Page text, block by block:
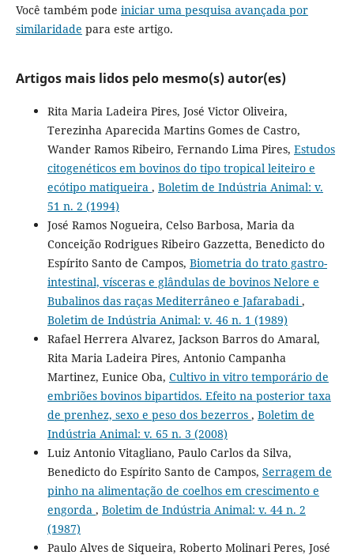
Você também pode iniciar uma pesquisa avançada por
similaridade para este artigo.
Artigos mais lidos pelo mesmo(s) autor(es)
Rita Maria Ladeira Pires, José Victor Oliveira,
Terezinha Aparecida Martins Gomes de Castro,
Wander Ramos Ribeiro, Fernando Lima Pires, Estudos
citogenéticos em bovinos do tipo tropical leiteiro e
ecótipo matiqueira , Boletim de Indústria Animal: v.
51 n. 2 (1994)
José Ramos Nogueira, Celso Barbosa, Maria da
Conceição Rodrigues Ribeiro Gazzetta, Benedicto do
Espírito Santo de Campos, Biometria do trato gastro-
intestinal, vísceras e glândulas de bovinos Nelore e
Bubalinos das raças Mediterrâneo e Jafarabadi,
Boletim de Indústria Animal: v. 46 n. 1 (1989)
Rafael Herrera Alvarez, Jackson Barros do Amaral,
Rita Maria Ladeira Pires, Antonio Campanha
Martinez, Eunice Oba, Cultivo in vitro temporário de
embriões bovinos bipartidos. Efeito na posterior taxa
de prenhez, sexo e peso dos bezerros , Boletim de
Indústria Animal: v. 65 n. 3 (2008)
Luiz Antonio Vitagliano, Paulo Carlos da Silva,
Benedicto do Espírito Santo de Campos, Serragem de
pinho na alimentação de coelhos em crescimento e
engorda , Boletim de Indústria Animal: v. 44 n. 2
(1987)
Paulo Alves de Siqueira, Roberto Molinari Peres, José